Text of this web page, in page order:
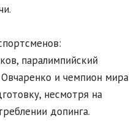
паралимпийский
и чемпион мира
несмотря на
допинга.